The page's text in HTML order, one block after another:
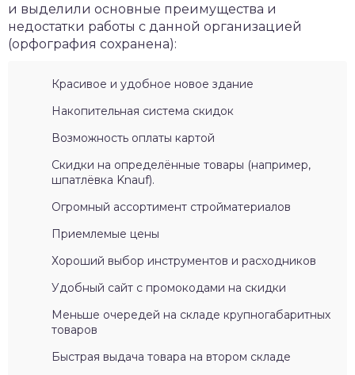
и выделили основные преимущества и
недостатки работы с данной организацией
(орфография сохранена):
Красивое и удобное новое здание
Накопительная система скидок
Возможность оплаты картой
Скидки на определённые товары (например,
шпатлёвка Knauf).
Огромный ассортимент стройматериалов
Приемлемые цены
Хороший выбор инструментов и расходников
Удобный сайт с промокодами на скидки
Меньше очередей на складе крупногабаритных
товаров
Быстрая выдача товара на втором складе